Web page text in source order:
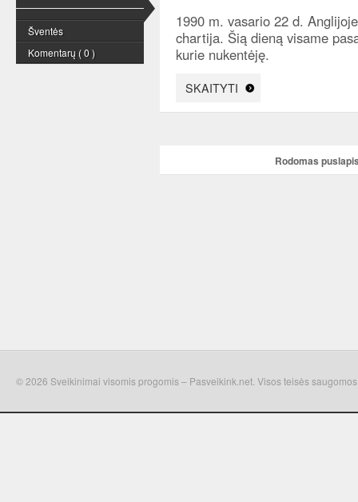
Šventės
Komentarų ( 0 )
1990 m. vasario 22 d.
chartija. Šią dieną visame
kurie nukentėję.
SKAITYTI
Rodomas
© 2026 Sveikinimai visomis progomis – Pasveikink.net. Visos teisės